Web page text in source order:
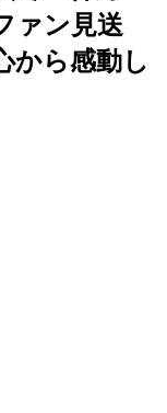
ァン見送
から感動し